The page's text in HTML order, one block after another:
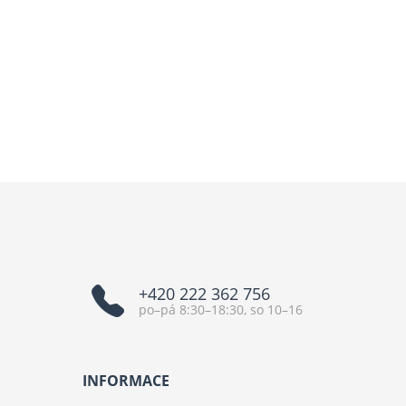
+420 222 362 756
po–pá 8:30–18:30, so 10–16
INFORMACE